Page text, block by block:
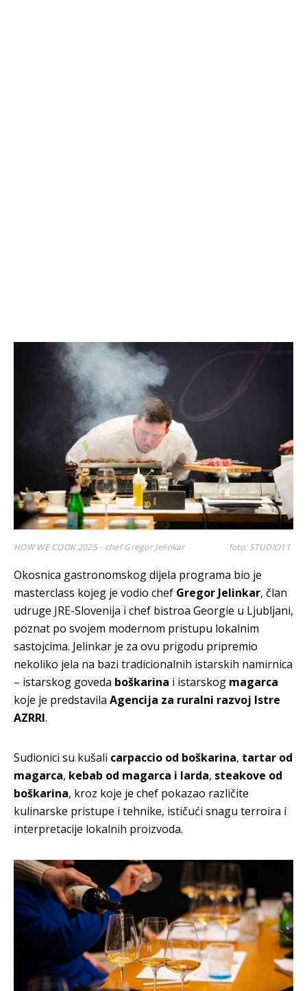
HOW WE COOK 2025 - chef Gregor Jelinkar foto: STUDIO11
Okosnica gastronomskog dijela programa bio je
masterclass kojeg je vodio chef Gregor Jelinkar, član
udruge JRE-Slovenija i chef bistroa Georgie u Ljubljani,
poznat po svojem modernom pristupu lokalnim
sastojcima. Jelinkar je za ovu prigodu pripremio
nekoliko jela na bazi tradicionalnih istarskih namirnica
– istarskog goveda boškarina i istarskog magarca
koje je predstavila Agencija za ruralni razvoj Istre
AZRRI.
Sudionici su kušali carpaccio od boškarina, tartar od
magarca, kebab od magarca i larda, steakove od
boškarina, kroz koje je chef pokazao različite
kulinarske pristupe i tehnike, ističući snagu terroira i
interpretacije lokalnih proizvoda.